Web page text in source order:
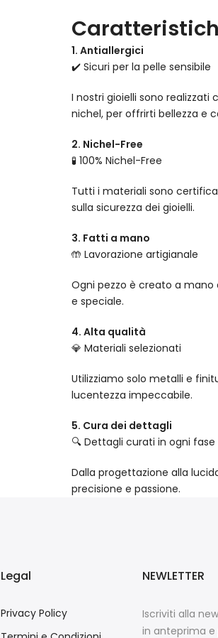
1. Antiallergici
✔️ Sicuri per la pelle sensibile
I nostri gioielli sono
nichel, per offrirti bellezza e
2. Nichel-Free
🧪 100% Nichel-Free
Tutti i materiali sono
sulla sicurezza dei gioielli.
3. Fatti a mano
🤲 Lavorazione artigianale
Ogni pezzo è creato a
e speciale.
4. Alta qualità
💎 Materiali selezionati
Utilizziamo solo metalli e
lucentezza impeccabile.
5. Cura dei dettagli
🔍 Dettagli curati in ogni fase
Dalla progettazione alla
precisione e passione.
Legal
Privacy Policy
NEWLETTER
Iscriviti alla
in anteprima e